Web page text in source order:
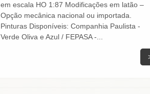
em escala HO 1:87 Modificações em latão –
Opção mecânica nacional ou importada.
Pinturas Disponíveis: Companhia Paulista -
Verde Oliva e Azul / FEPASA -...